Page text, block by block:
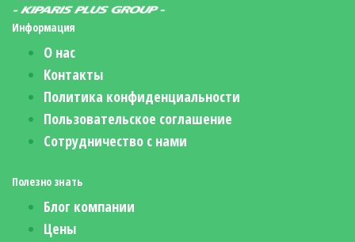
Информация
О нас
Контакты
Политика конфиденциальности
Пользовательское соглашение
Сотрудничество с нами
Полезно знать
Блог компании
Цены